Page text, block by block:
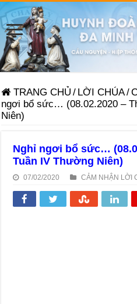
TRANG CHỦ / LỜI CHÚA/
ngơi bổ sức… (08.02.2020 –
Niên)
Nghỉ ngơi bổ sức…
Tuần IV Thường Niên)
07/02/2020 CẢM NHẬN LỜI